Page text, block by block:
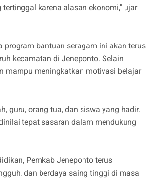
karena alasan ekonomi," ujar
program bantuan seragam ini akan terus
kecamatan di Jeneponto. Selain
mampu meningkatkan motivasi belajar
guru, orang tua, dan siswa yang hadir.
tepat sasaran dalam mendukung
Pemkab Jeneponto terus
dan berdaya saing tinggi di masa